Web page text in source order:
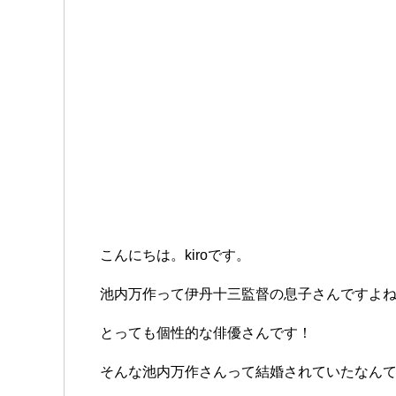
こんにちは。kiroです。
池内万作って伊丹十三監督の息子さんですよね
とっても個性的な俳優さんです！
そんな池内万作さんって結婚されていたなん